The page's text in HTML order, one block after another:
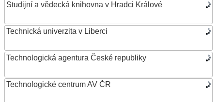
Studijní a vědecká knihovna v Hradci Králové
Technická univerzita v Liberci
Technologická agentura České republiky
Technologické centrum AV ČR